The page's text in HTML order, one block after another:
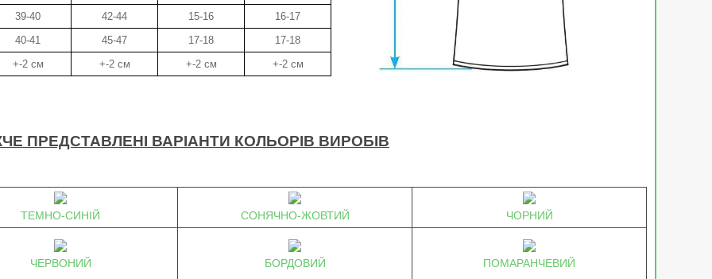
39-40
42-44 15-16
16-17
40-41
45-47 17-18
17-18
+-2 см
+-2 см +-2 см +-2 см
ПРЕДСТАВЛЕНІ ВАРІАНТИ КОЛЬОРІВ ВИРОБІВ
ТЕМНО-СИНІЙ СОНЯЧНО-ЖОВТИЙ ЧОРНИЙ
ЧЕРВОНИЙ БОРДОВИЙ ПОМАРАНЧЕВИЙ